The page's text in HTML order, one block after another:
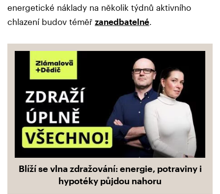
energetické náklady na několik týdnů aktivního
chlazení budov téměř zanedbatelné
Blíží se vlna zdražování: energie, potraviny i
hypotéky půjdou nahoru